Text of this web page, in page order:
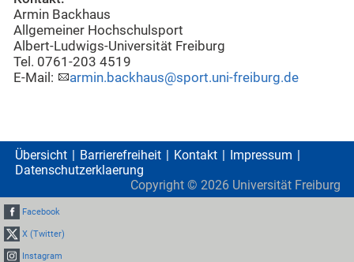
Armin Backhaus
Allgemeiner Hochschulsport
Albert-Ludwigs-Universität Freiburg
Tel. 0761-203 4519
E-Mail:
armin.backhaus@sport.uni-freiburg.de
Übersicht Barrierefreiheit Kontakt
Impressum
Datenschutzerklaerung
Copyright © 2026 Universität Freiburg
Facebook
X (Twitter)
Instagram